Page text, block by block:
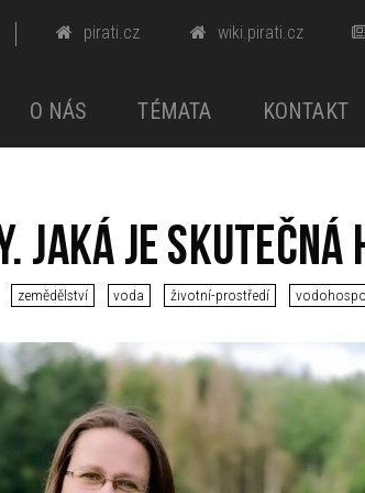
pirati.cz wiki.pirati.cz
O NÁS TÉMATA KONTAKT
Jaká je skutečná
zemědělství voda životní-prostředí